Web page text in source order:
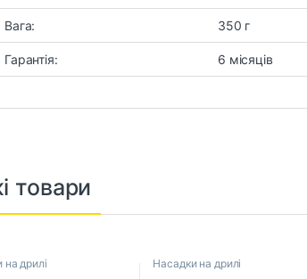
Вага: 350 г
Гарантія: 6 місяців
товари
на дрилі Насадки на дрилі